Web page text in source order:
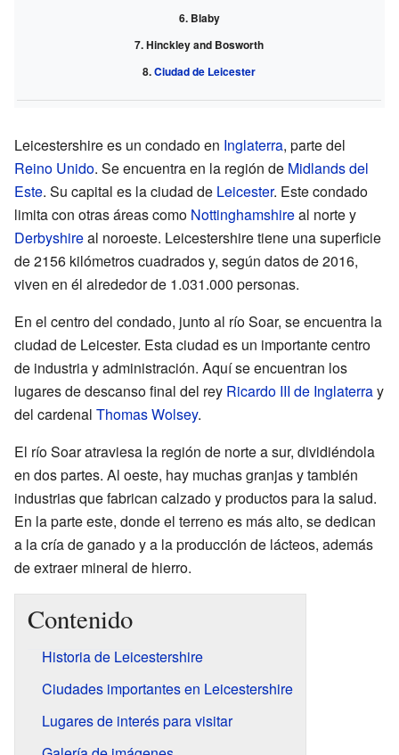
Blaby
Hinckley and Bosworth
Ciudad de Leicester
Leicestershire es un condado en Inglaterra, parte del
Reino Unido. Se encuentra en la región de Midlands del
Este. Su capital es la ciudad de Leicester. Este condado
limita con otras áreas como Nottinghamshireal norte y
Derbyshireal noroeste. Leicestershire tiene una superficie
de 2156 kilómetros cuadrados y, según datos de 2016,
viven en él alrededor de 1.031.000 personas.
En el centro del condado, junto al río Soar, se encuentra la
ciudad de Leicester. Esta ciudad es un importante centro
de industria y administración. Aquí se encuentran los
lugares de descanso final del rey Ricardo III de Inglaterray
del cardenal Thomas Wolsey.
El río Soar atraviesa la región de norte a sur, dividiéndola
en dos partes. Al oeste, hay muchas granjas y también
industrias que fabrican calzado y productos para la salud.
En la parte este, donde el terreno es más alto, se dedican
a la cría de ganado y a la producción de lácteos, además
de extraer mineral de hierro.
Contenido
Historia de Leicestershire
Ciudades importantes en Leicestershire
Lugares de interés para visitar